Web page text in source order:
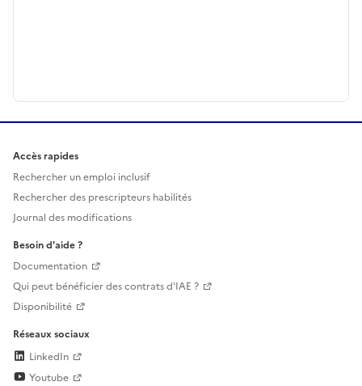
Accès rapides
Rechercher un emploi inclusif
Rechercher des prescripteurs habilités
Journal des modifications
Besoin d'aide ?
Documentation
Qui peut bénéficier des contrats d'IAE ?
Disponibilité
Réseaux sociaux
LinkedIn
Youtube